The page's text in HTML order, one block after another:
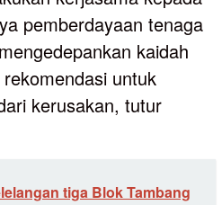
pemberdayaan tenaga
kaidah
untuk
kerusakan, tutur
tiga Blok Tambang